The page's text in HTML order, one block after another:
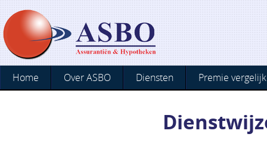
Home Over ASBO Diensten Premie